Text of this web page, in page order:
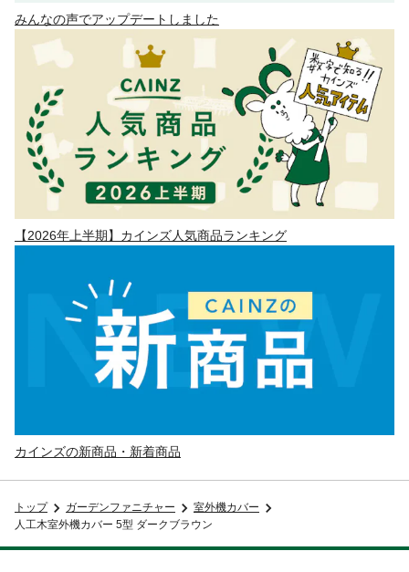
みんなの声でアップデートしました
【2026年上半期】カインズ人気商品ランキング
カインズの新商品・新着商品
トップ ガーデンファニチャー
室外機カバー
人工木室外機カバー 5型 ダークブラウン